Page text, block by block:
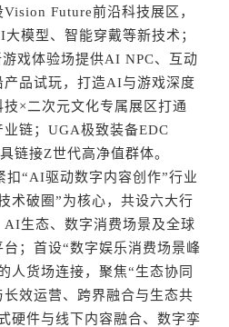
Future前沿科技展区，
模型、智能穿戴等新技术；
戏体验场提供AI NPC、互动
品试玩，打造AI与游戏深度
×二次元文化专属展区打通
链；UGA极致装备EDC
链接Z世代高净值群体。
“AI驱动数字内容创作”行业
术破圈”为核心，共设六大行
生态、数字消费场景及全球
；首设“数字娱乐消费场景峰
人货场连接，聚焦“生态协同
效运营、跨界融合与生态共
硬件与线下内容融合、数字孪